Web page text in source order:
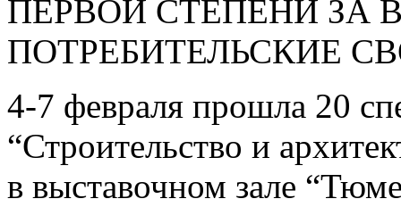
ПЕРВОЙ СТЕПЕНИ ЗА
ПОТРЕБИТЕЛЬСКИЕ
4-7 февраля прошла 20
“Строительство и
в выставочном зале